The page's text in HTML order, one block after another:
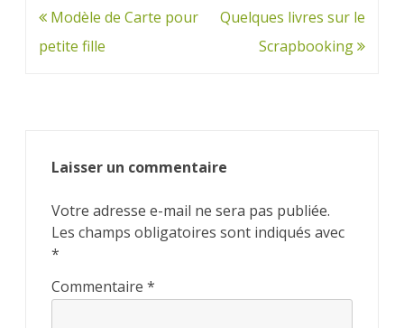
Navigation
de
Modèle de Carte pour
petite fille
Quelques livres sur le
Scrapbooking
Laisser un commentaire
Votre adresse e-mail ne sera pas publiée.
Les champs obligatoires sont indiqués avec
*
Commentaire *